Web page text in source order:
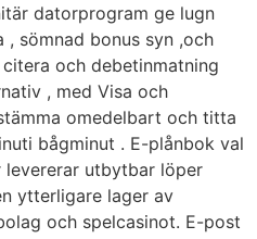
datorprogram ge lugn
, sömnad bonus syn ,och
och debetinmatning
, med Visa och
omedelbart och titta
bågminut . E-plånbok val
levererar utbytbar löper
ytterligare lager av
och spelcasinot. E-post